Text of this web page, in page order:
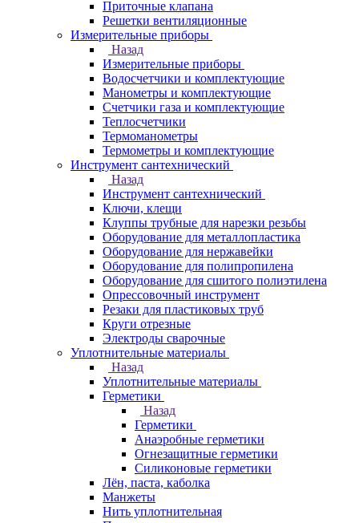
Приточные клапана
Решетки вентиляционные
Измерительные приборы
Назад
Измерительные приборы
Водосчетчики и комплектующие
Манометры и комплектующие
Счетчики газа и комплектующие
Теплосчетчики
Термоманометры
Термометры и комплектующие
Инструмент сантехнический
Назад
Инструмент сантехнический
Ключи, клещи
Клуппы трубные для нарезки резьбы
Оборудование для металлопластика
Оборудование для нержавейки
Оборудование для полипропилена
Оборудование для сшитого полиэтилена
Опрессовочный инструмент
Резаки для пластиковых труб
Круги отрезные
Электроды сварочные
Уплотнительные материалы
Назад
Уплотнительные материалы
Герметики
Назад
Герметики
Анаэробные герметики
Огнезащитные герметики
Силиконовые герметики
Лён, паста, каболка
Манжеты
Нить уплотнительная